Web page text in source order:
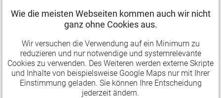
Erfolgreiches Fundraising für
Kulturprojekte
mit Doris Elfert
29. März 2019, 09.30 – 17.30
Uhr, Apolda,
Wie die meisten Webseiten kommen auch wir nicht
ganz ohne Cookies aus.
Wir versuchen die Verwendung auf ein Minimum zu
reduzieren und nur notwendige und systemrelevante
Cookies zu verwenden. Des Weiteren werden externe Skripte
und Inhalte von beispielsweise Google Maps nur mit Ihrer
Einstimmung geladen. Sie können Ihre Entscheidung
jederzeit ändern.